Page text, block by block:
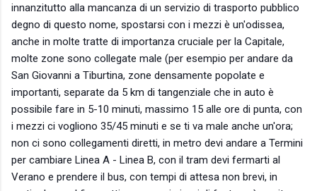
innanzitutto alla mancanza di un servizio di trasporto pubblico
degno di questo nome, spostarsi con i mezzi è un'odissea,
anche in molte tratte di importanza cruciale per la Capitale,
molte zone sono collegate male (per esempio per andare da
San Giovanni a Tiburtina, zone densamente popolate e
importanti, separate da 5 km di tangenziale che in auto è
possibile fare in 5-10 minuti, massimo 15 alle ore di punta, con
i mezzi ci vogliono 35/45 minuti e se ti va male anche un'ora;
non ci sono collegamenti diretti, in metro devi andare a Termini
per cambiare Linea A - Linea B, con il tram devi fermarti al
Verano e prendere il bus, con tempi di attesa non brevi, in